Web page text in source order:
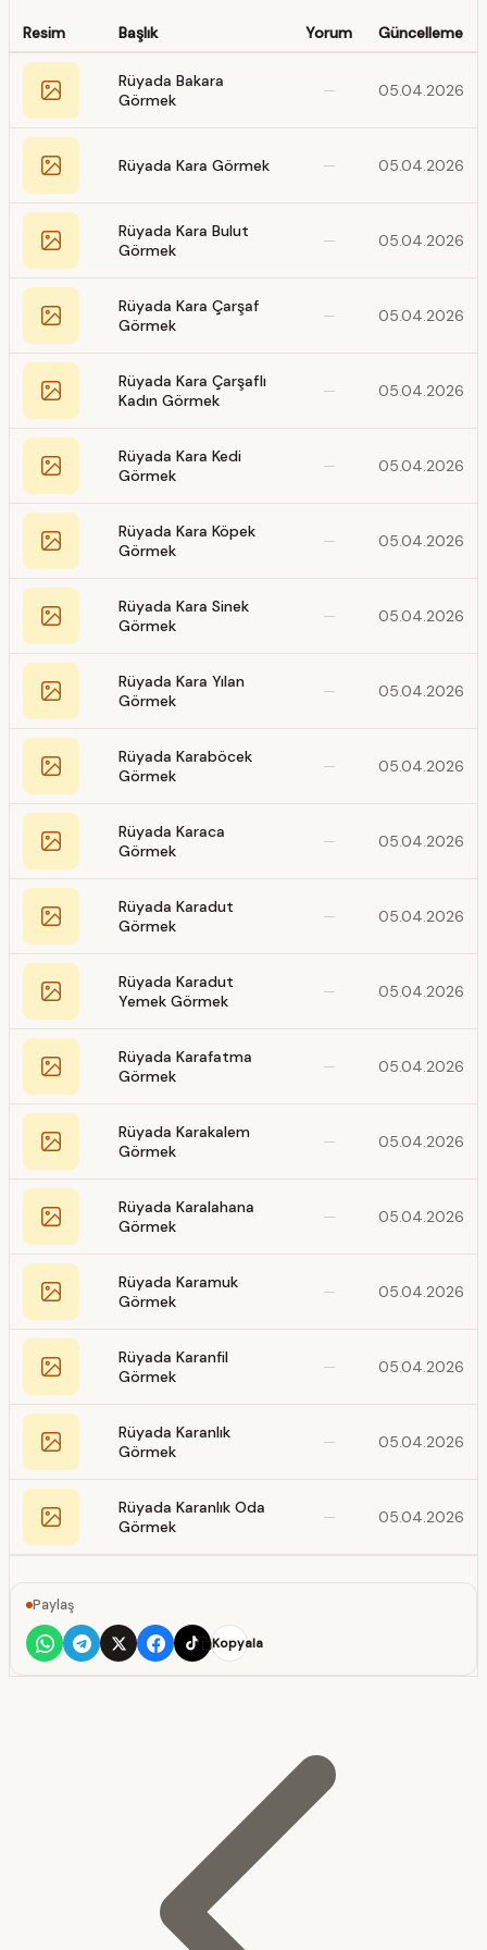
Resim Başlık Yorum Güncelleme
Rüyada Bakara
Görmek
— 05.04.2026
Rüyada Kara Görmek — 05.04.2026
Rüyada Kara Bulut
Görmek
— 05.04.2026
Rüyada Kara Çarşaf
Görmek
— 05.04.2026
Rüyada Kara Çarşaflı
Kadın Görmek
— 05.04.2026
Rüyada Kara Kedi
Görmek
— 05.04.2026
Rüyada Kara Köpek
Görmek
— 05.04.2026
Rüyada Kara Sinek
Görmek
— 05.04.2026
Rüyada Kara Yılan
Görmek
— 05.04.2026
Rüyada Karaböcek
Görmek
— 05.04.2026
Rüyada Karaca
Görmek
— 05.04.2026
Rüyada Karadut
Görmek
— 05.04.2026
Rüyada Karadut
Yemek Görmek
— 05.04.2026
Rüyada Karafatma
Görmek
— 05.04.2026
Rüyada Karakalem
Görmek
— 05.04.2026
Rüyada Karalahana
Görmek
— 05.04.2026
Rüyada Karamuk
Görmek
— 05.04.2026
Rüyada Karanfil
Görmek
— 05.04.2026
Rüyada Karanlık
Görmek
— 05.04.2026
Rüyada Karanlık Oda
Görmek
— 05.04.2026
Paylaş
Kopyala